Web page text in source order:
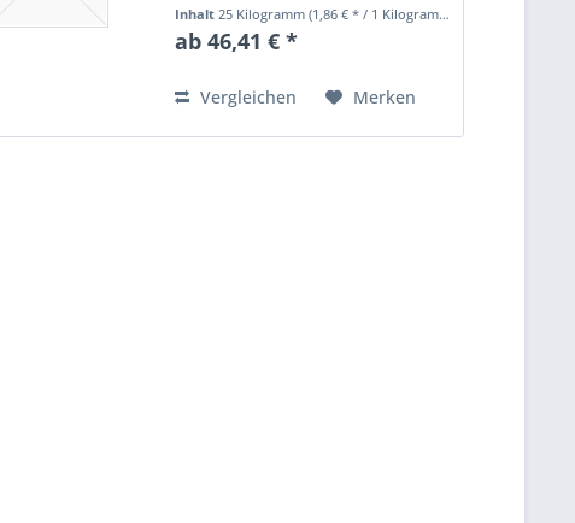
Selbstreinigungseffekt für außen
auf WDVS, Gewebespachtelungen
Das Produkt...
Inhalt25 Kilogramm(1,86 € * / 1 Kilogramm)
ab 46,41 € *
Vergleichen Merken